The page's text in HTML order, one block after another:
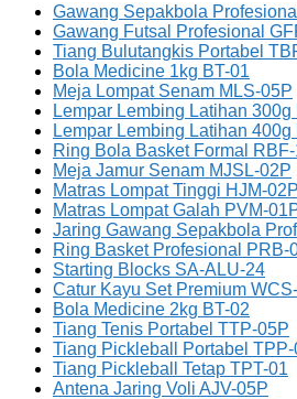
Gawang Sepakbola
Gawang Futsal Profesional
Tiang Bulutangkis Portabel
Bola Medicine 1kg BT-01
Meja Lompat Senam MLS-05P
Lempar Lembing Latihan 300g
Lempar Lembing Latihan 400g
Ring Bola Basket Formal
Meja Jamur Senam MJSL-02P
Matras Lompat Tinggi HJM-02P
Matras Lompat Galah PVM-
Jaring Gawang Sepakbola
Ring Basket Profesional PRB-
Starting Blocks SA-ALU-24
Catur Kayu Set Premium
Bola Medicine 2kg BT-02
Tiang Tenis Portabel TTP-05P
Tiang Pickleball Portabel TPP-
Tiang Pickleball Tetap TPT-01
Antena Jaring Voli AJV-05P